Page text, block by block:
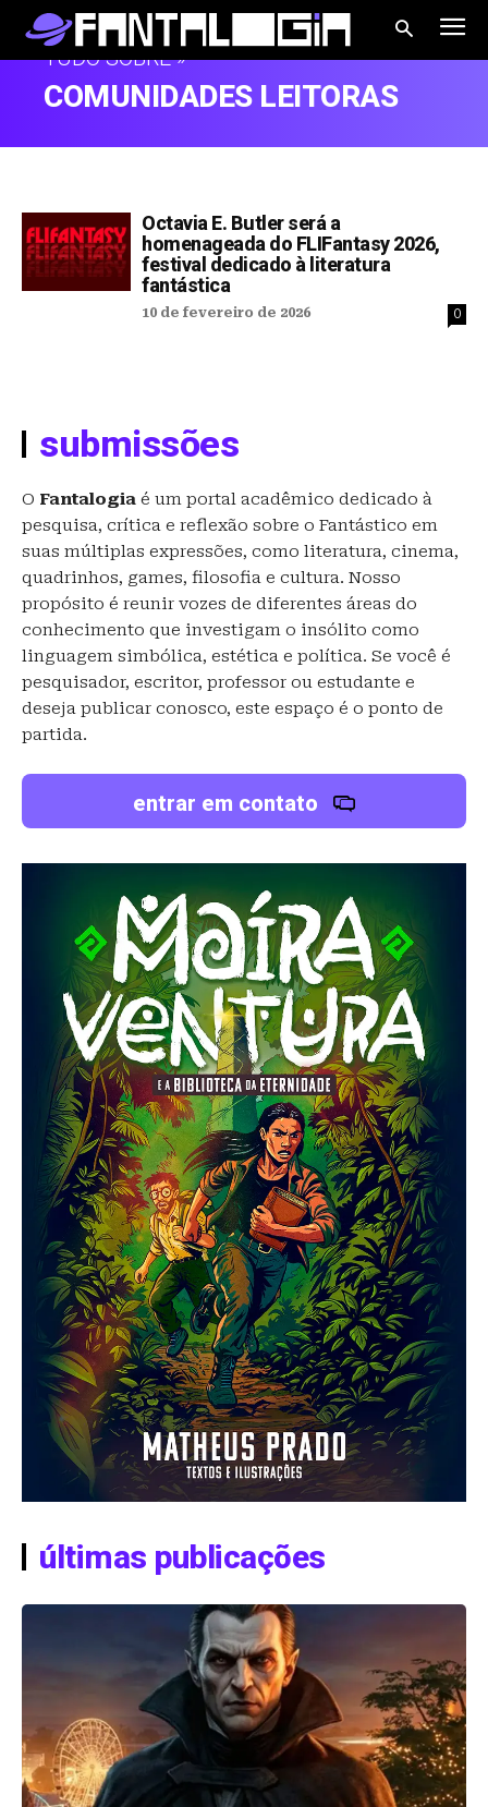
TUDO SOBRE »
COMUNIDADES LEITORAS
Octavia E. Butler será a
homenageada do FLIFantasy 2026,
festival dedicado à literatura
fantástica
10 de fevereiro de 2026 0
submissões
O Fantalogia é um portal acadêmico dedicado à
pesquisa, crítica e reflexão sobre o Fantástico em
suas múltiplas expressões, como literatura, cinema,
quadrinhos, games, filosofia e cultura. Nosso
propósito é reunir vozes de diferentes áreas do
conhecimento que investigam o insólito como
linguagem simbólica, estética e política. Se você é
pesquisador, escritor, professor ou estudante e
deseja publicar conosco, este espaço é o ponto de
partida.
entrar em contato
últimas publicações